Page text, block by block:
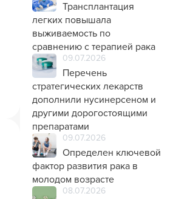
Трансплантация
легких повышала
выживаемость по
сравнению с терапией рака
09.07.2026
Перечень
стратегических лекарств
дополнили нусинерсеном и
другими дорогостоящими
препаратами
09.07.2026
Определен ключевой
фактор развития рака в
молодом возрасте
08.07.2026